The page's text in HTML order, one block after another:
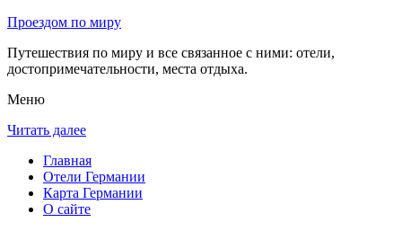
Проездом по миру
Путешествия по миру и все связанное с ними: отели,
достопримечательности, места отдыха.
Меню
Читать далее
Главная
Отели Германии
Карта Германии
О сайте